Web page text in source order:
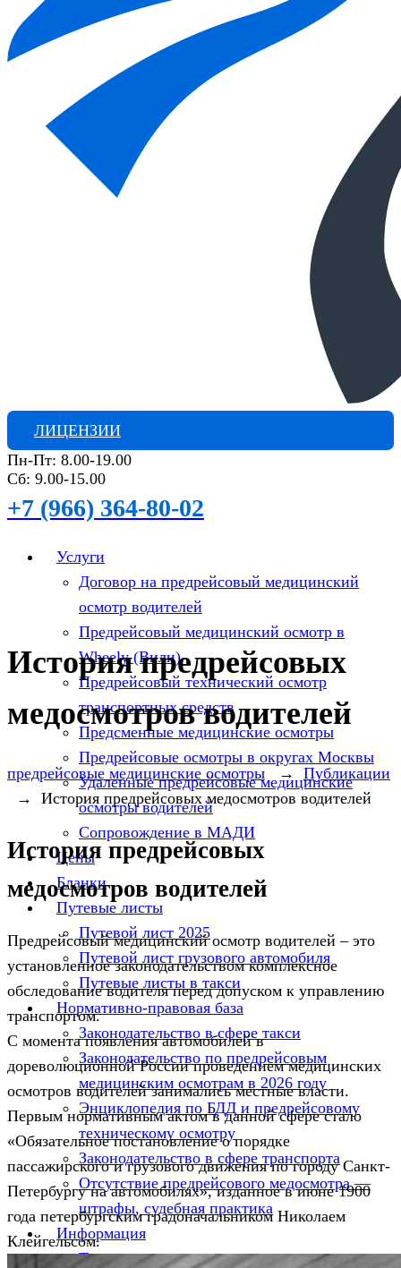
ЛИЦЕНЗИИ
Пн-Пт: 8.00-19.00
Сб: 9.00-15.00
+7 (966) 364-80-02
Услуги
Договор на предрейсовый медицинский
осмотр водителей
Предрейсовый медицинский осмотр в
Wheely (Вили)
Предрейсовый технический осмотр
транспортных средств
Предсменные медицинские осмотры
Предрейсовые осмотры в округах Москвы
Удаленные предрейсовые медицинские
осмотры водителей
Сопровождение в МАДИ
Цены
Бланки
Путевые листы
Путевой лист 2025
Путевой лист грузового автомобиля
Путевые листы в такси
Нормативно-правовая база
Законодательство в сфере такси
Законодательство по предрейсовым
медицинским осмотрам в 2026 году
Энциклопедия по БДД и предрейсовому
техническому осмотру
Законодательство в сфере транспорта
Отсутствие предрейсового медосмотра —
штрафы, судебная практика
Информация
Трудовая инспекция
История предрейсовых
медосмотров водителей
предрейсовые медицинские осмотры → Публикации
→ История предрейсовых медосмотров водителей
История предрейсовых
медосмотров водителей
Предрейсовый медицинский осмотр водителей – это
установленное законодательством комплексное
обследование водителя перед допуском к управлению
транспортом.
С момента появления автомобилей в
дореволюционной России проведением медицинских
осмотров водителей занимались местные власти.
Первым нормативным актом в данной сфере стало
«Обязательное постановление о порядке
пассажирского и грузового движения по городу Санкт-
Петербургу на автомобилях», изданное в июне 1900
года петербургским градоначальником Николаем
Клейгельсом.